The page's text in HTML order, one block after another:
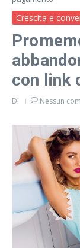
Crescita e
con link
Di Nessun